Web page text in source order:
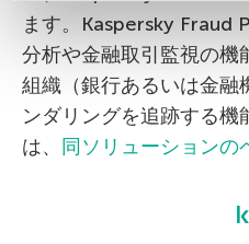
ます。Kaspersky Fraud
分析や金融取引監視の機
組織（銀行あるいは金融
ンダリングを追跡する機
は、 同ソリューションの